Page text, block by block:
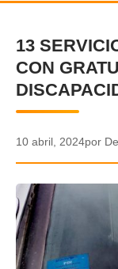
13
CON
10 abril, 2024por